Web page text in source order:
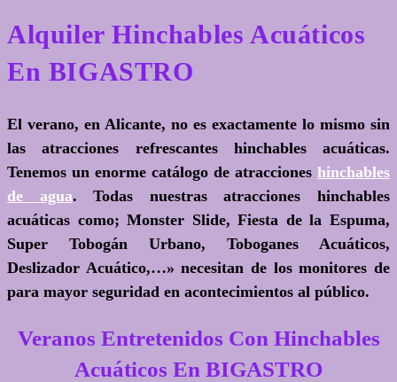
Alquiler Hinchables Acuáticos
En BIGASTRO
El verano, en Alicante, no es exactamente lo mismo sin
las atracciones refrescantes hinchables acuáticas.
Tenemos un enorme catálogo de atracciones hinchables
de agua. Todas nuestras atracciones hinchables
acuáticas como; Monster Slide, Fiesta de la Espuma,
Super Tobogán Urbano, Toboganes Acuáticos,
Deslizador Acuático,…» necesitan de los monitores de
para mayor seguridad en acontecimientos al público.
Veranos Entretenidos Con Hinchables
Acuáticos En BIGASTRO